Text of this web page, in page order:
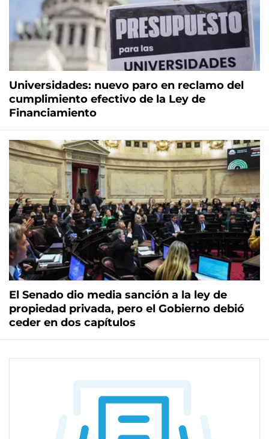
Universidades: nuevo paro en reclamo del
cumplimiento efectivo de la Ley de
Financiamiento
El Senado dio media sanción a la ley de
propiedad privada, pero el Gobierno debió
ceder en dos capítulos